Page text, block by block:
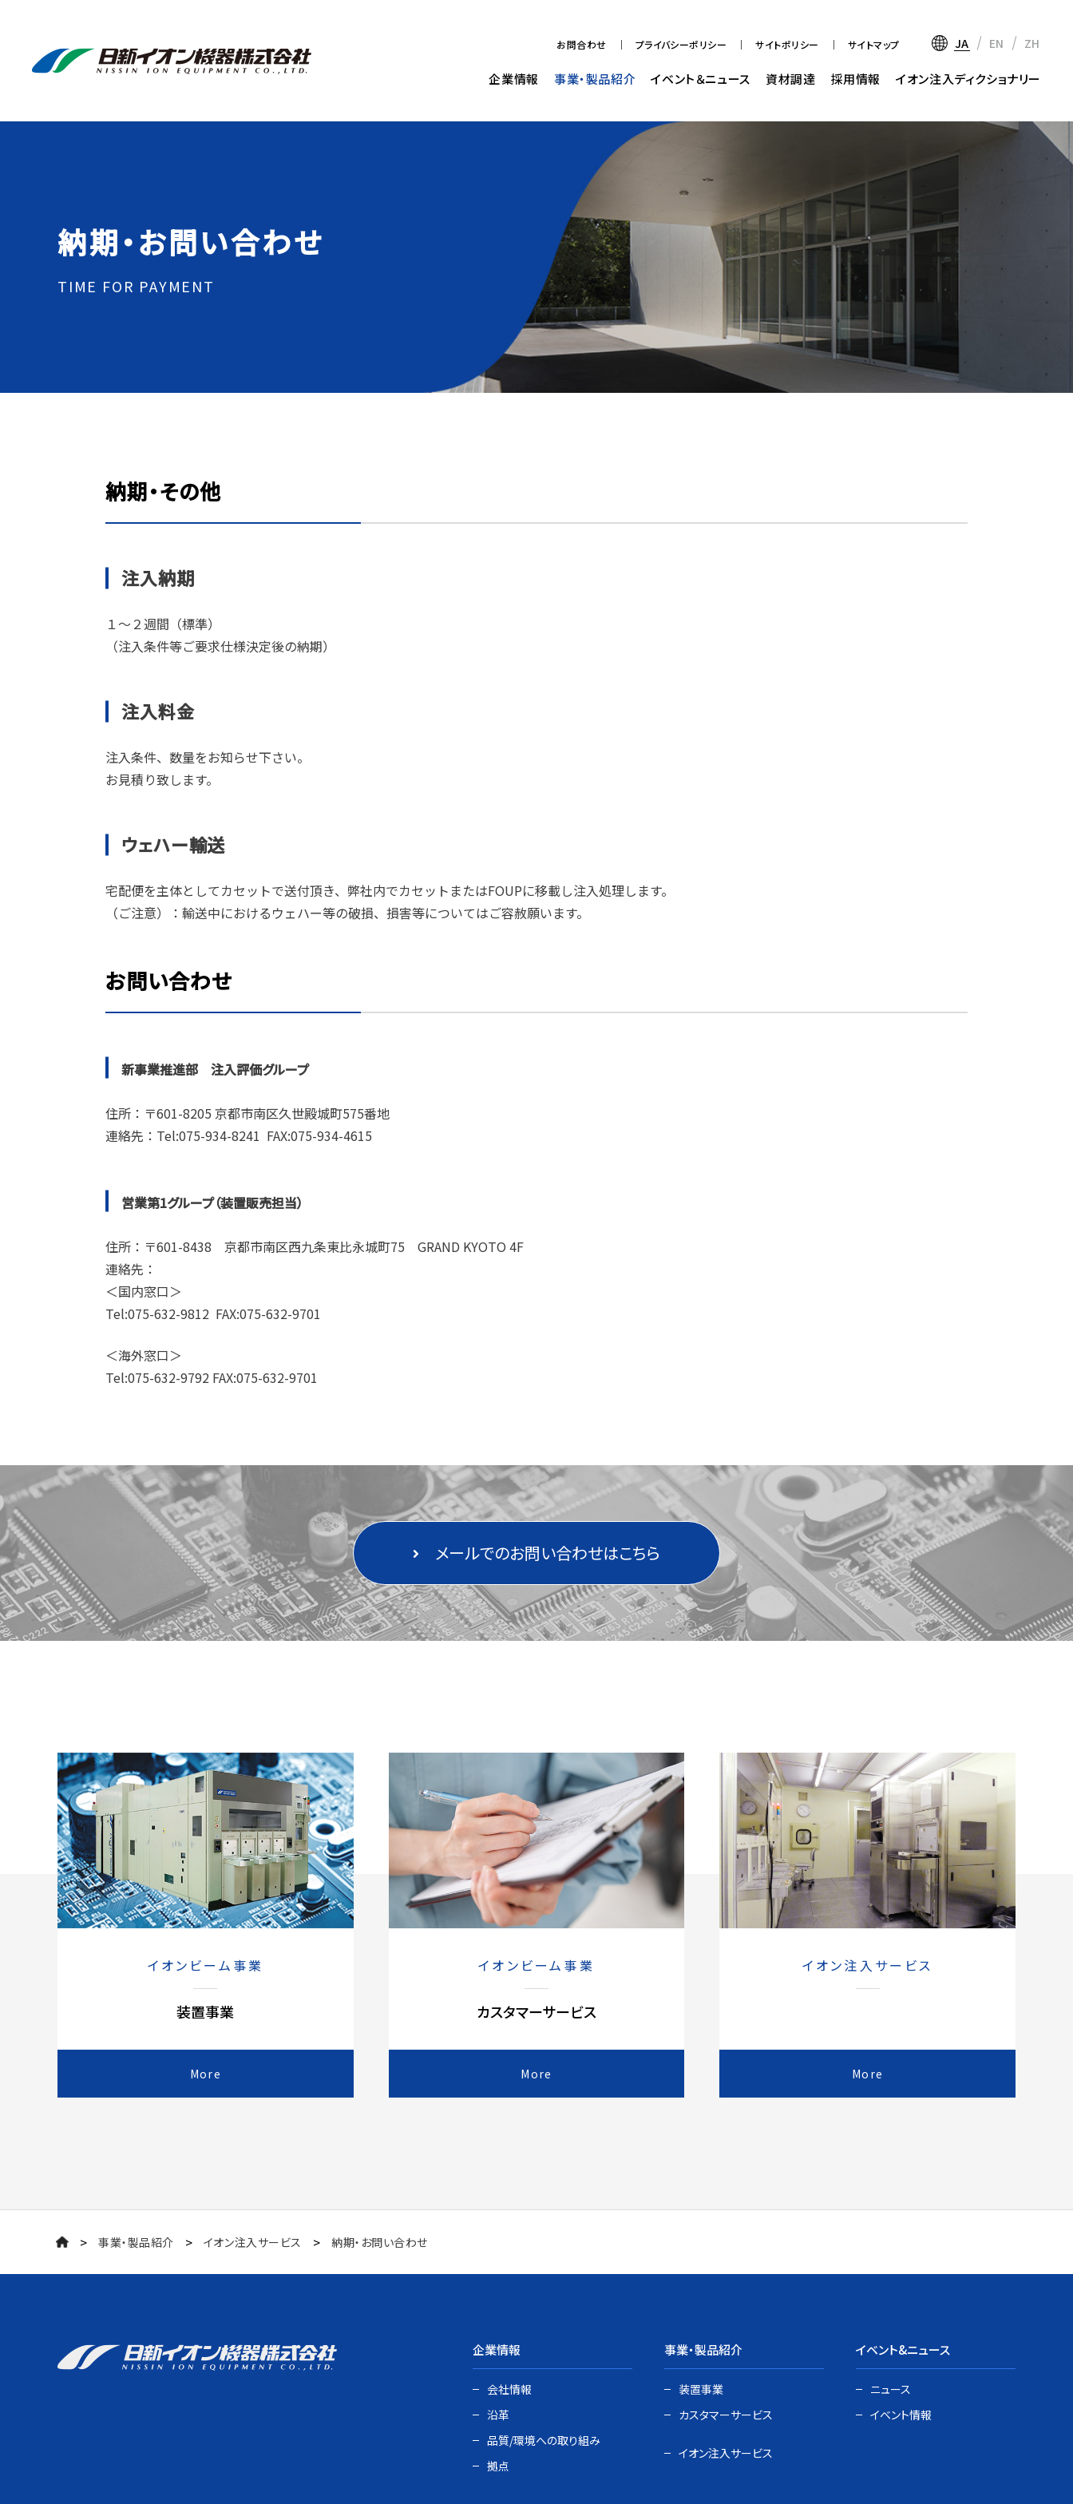
お問合わせ プライバシーポリシー サイトポリシー サイトマップ JA EN ZH
企業情報 事業・製品紹介 イベント＆ニュース 資材調達 採用情報 イオン注入ディクショナリー
納期・お問い合わせ
TIME FOR PAYMENT
納期・その他
注入納期
１～２週間（標準）
（注入条件等ご要求仕様決定後の納期）
注入料金
注入条件、数量をお知らせ下さい。
お見積り致します。
ウェハー輸送
宅配便を主体としてカセットで送付頂き、弊社内でカセットまたはFOUPに移載し注入処理します。
（ご注意）：輸送中におけるウェハー等の破損、損害等についてはご容赦願います。
お問い合わせ
新事業推進部 注入評価グループ
住所：〒601-8205 京都市南区久世殿城町575番地
連絡先：Tel:075-934-8241 FAX:075-934-4615
営業第1グループ（装置販売担当）
住所：〒601-8438 京都市南区西九条東比永城町75 GRAND KYOTO 4F
連絡先：
＜国内窓口＞
Tel:075-632-9812 FAX:075-632-9701
＜海外窓口＞
Tel:075-632-9792 FAX:075-632-9701
メールでのお問い合わせはこちら
イオンビーム事業
装置事業
More
イオンビーム事業
カスタマーサービス
More
イオン注入サービス
More
> 事業・製品紹介 > イオン注入サービス > 納期・お問い合わせ
企業情報
会社情報
沿革
品質/環境への取り組み
拠点
事業・製品紹介
装置事業
カスタマーサービス
イオン注入サービス
イベント&ニュース
ニュース
イベント情報